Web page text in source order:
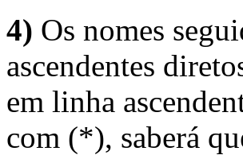
4) Os nomes
ascendentes
em linha
com (*), saberá